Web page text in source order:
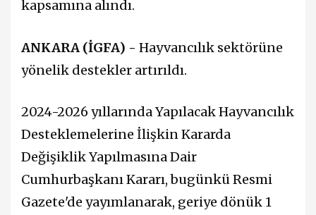
kapsamına alındı.
ANKARA (İGFA) - Hayvancılık sektörüne
yönelik destekler artırıldı.
2024-2026 yıllarında Yapılacak Hayvancılık
Desteklemelerine İlişkin Kararda
Değişiklik Yapılmasına Dair
Cumhurbaşkanı Kararı, bugünkü Resmi
Gazete'de yayımlanarak, geriye dönük 1